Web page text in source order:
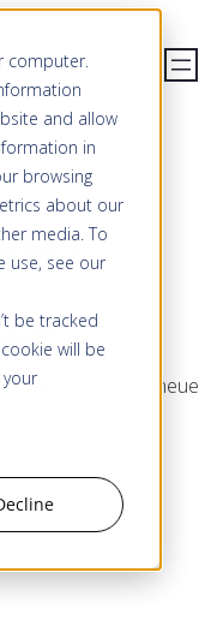
computer.
and allow
in
browsing
about our
media. To
use, see our
be tracked
will be
ab sofort drei neue